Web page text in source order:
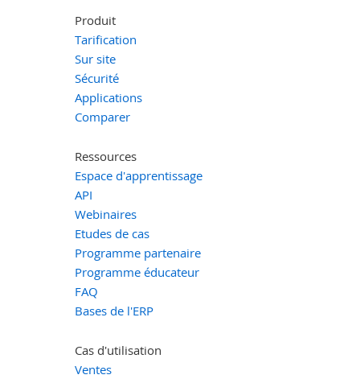
Produit
Tarification
Sur site
Sécurité
Applications
Comparer
Ressources
Espace d'apprentissage
API
Webinaires
Etudes de cas
Programme partenaire
Programme éducateur
FAQ
Bases de l'ERP
Cas d'utilisation
Ventes